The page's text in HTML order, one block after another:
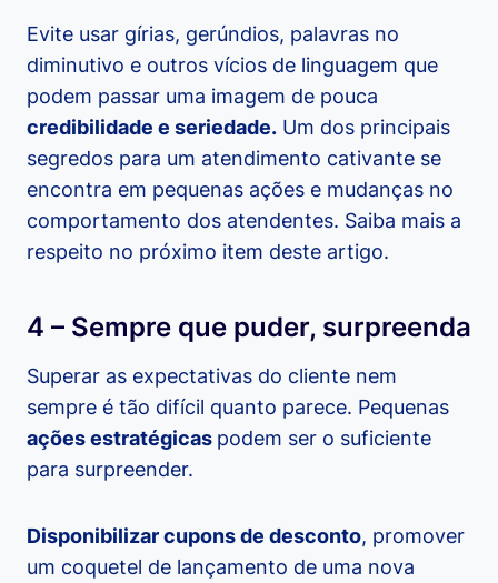
Evite usar gírias, gerúndios, palavras no
diminutivo e outros vícios de linguagem que
podem passar uma imagem de pouca
credibilidade e seriedade. Um dos principais
segredos para um atendimento cativante se
encontra em pequenas ações e mudanças no
comportamento dos atendentes. Saiba mais a
respeito no próximo item deste artigo.
4 – Sempre que puder, surpreenda
Superar as expectativas do cliente nem
sempre é tão difícil quanto parece. Pequenas
ações estratégicas podem ser o suficiente
para surpreender.
Disponibilizar cupons de desconto, promover
um coquetel de lançamento de uma nova